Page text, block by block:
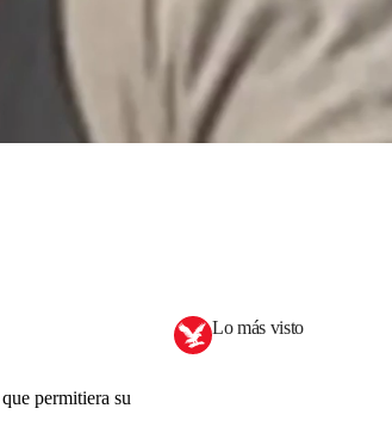
permitiera su
Lo más visto